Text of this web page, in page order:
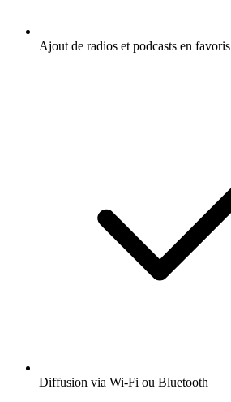
Ajout de radios et podcasts en favoris
Diffusion via Wi-Fi ou Bluetooth